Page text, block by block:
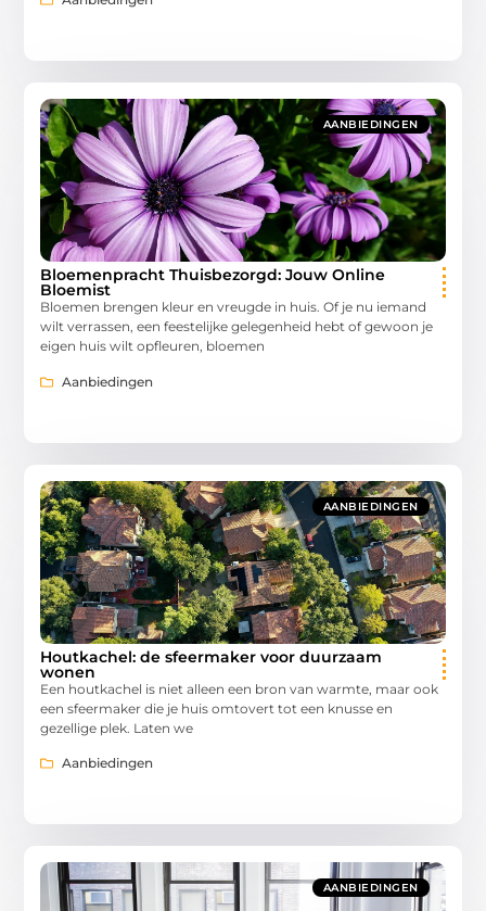
AANBIEDINGEN
Bloemenpracht Thuisbezorgd: Jouw Online
Bloemist
Bloemen brengen kleur en vreugde in huis. Of je nu iemand
wilt verrassen, een feestelijke gelegenheid hebt of gewoon je
eigen huis wilt opfleuren, bloemen
Aanbiedingen
AANBIEDINGEN
Houtkachel: de sfeermaker voor duurzaam
wonen
Een houtkachel is niet alleen een bron van warmte, maar ook
een sfeermaker die je huis omtovert tot een knusse en
gezellige plek. Laten we
Aanbiedingen
AANBIEDINGEN